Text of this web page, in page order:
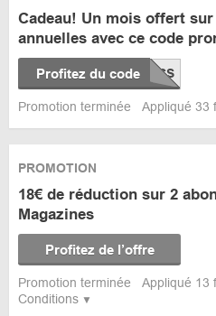
Cadeau! Un mois offert
annuelles avec ce code
Profitez du code
Promotion terminée Appliqué 33
Conditions
PROMOTION
18€ de réduction sur 2
Magazines
Profitez de l’offre
Promotion terminée Appliqué 13